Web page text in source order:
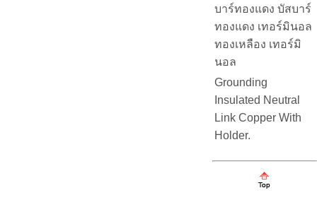
บาร์ทองแดง บัสบาร์
ทองแดง เทอร์มินอล
ทองเหลือง เทอร์มิ
นอล
Grounding
Insulated Neutral
Link Copper With
Holder.